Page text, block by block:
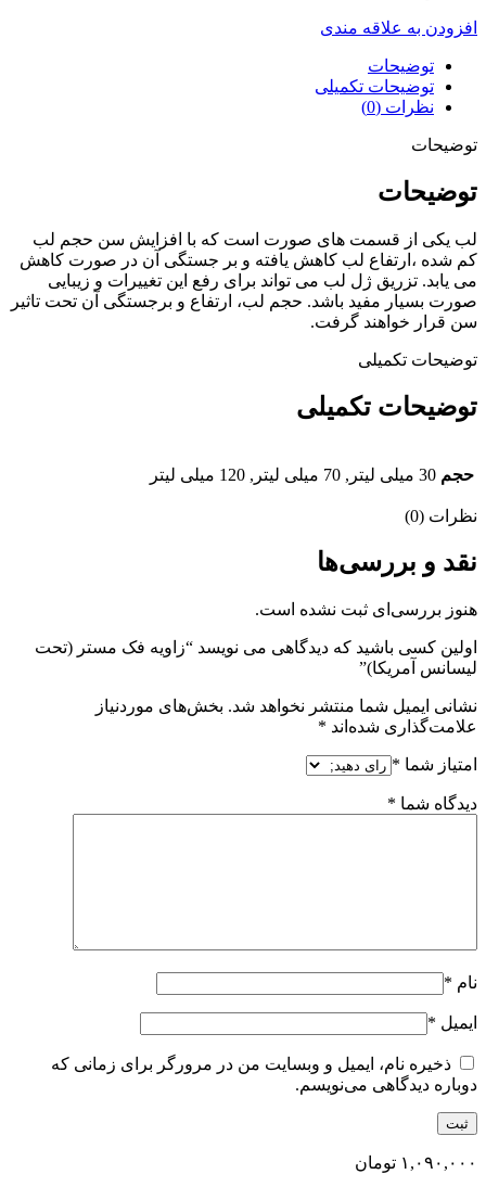
افزودن به علاقه مندی
توضیحات
توضیحات تکمیلی
نظرات (0)
توضیحات
توضیحات
لب یکی از قسمت های صورت است که با افزایش سن حجم لب
کم شده ،ارتفاع لب کاهش یافته و بر جستگی آن در صورت کاهش
می یابد. تزریق ژل لب می تواند برای رفع این تغییرات و زیبایی
صورت بسیار مفید باشد. حجم لب، ارتفاع و برجستگی آن تحت تاثیر
سن قرار خواهند گرفت.
توضیحات تکمیلی
توضیحات تکمیلی
حجم 30 میلی لیتر, 70 میلی لیتر, 120 میلی لیتر
نظرات (0)
نقد و بررسی‌ها
هنوز بررسی‌ای ثبت نشده است.
اولین کسی باشید که دیدگاهی می نویسد “زاویه فک مستر (تحت
لیسانس آمریکا)”
نشانی ایمیل شما منتشر نخواهد شد. بخش‌های موردنیاز
علامت‌گذاری شده‌اند *
امتیاز شما *
دیدگاه شما *
نام *
ایمیل *
ذخیره نام، ایمیل و وبسایت من در مرورگر برای زمانی که
دوباره دیدگاهی می‌نویسم.
۱,۰۹۰,۰۰۰ تومان